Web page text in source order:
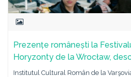
Prezențe românești la
Horyzonty de la Wrocław,
Institutul Cultural Român de la